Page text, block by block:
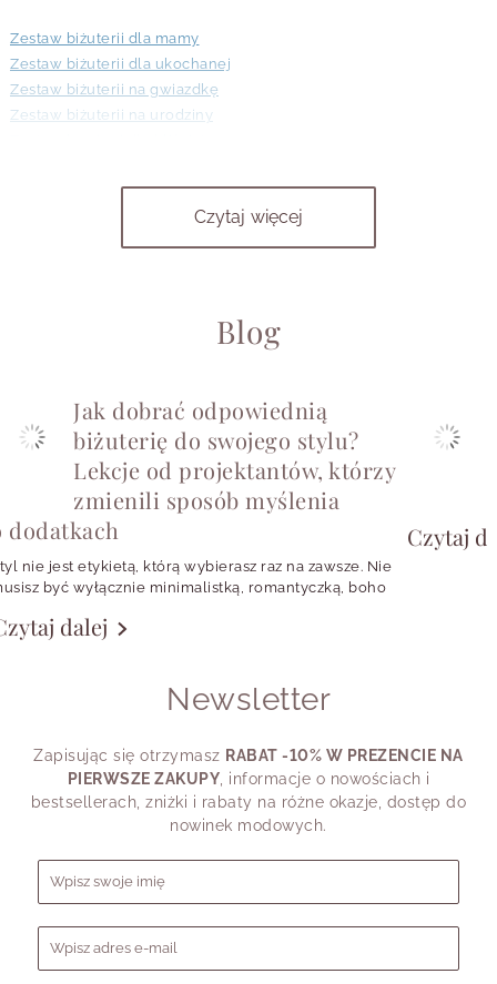
Zestaw biżuterii dla mamy
Zestaw biżuterii dla ukochanej
Zestaw biżuterii na gwiazdkę
Zestaw biżuterii na urodziny
Zestaw kamieni dla raka
Zestawy biżuterii na ukończenie szkoły
Zestawy biżuterii za zawodowe osiągniecia
Czytaj więcej
Blog
Jak dobrać odpowiednią
biżuterię do swojego stylu?
Lekcje od projektantów, którzy
zmienili sposób myślenia
dodatkach
nie jest etykietą, którą wybierasz raz na zawsze. Nie
być wyłącznie minimalistką, romantyczką, boho
wyglądać spokojnie i czysto, drugiego
stylu?” warto zadać trochę inaczej: “Co chcę
powiedzieć detalem?”.
dalej
Czytaj
Newsletter
Zapisując się otrzymasz RABAT -10% W PREZENCIE NA
PIERWSZE ZAKUPY, informacje o nowościach i
bestsellerach, zniżki i rabaty na różne okazje, dostęp do
nowinek modowych.
Formularz zapisu do newslettera